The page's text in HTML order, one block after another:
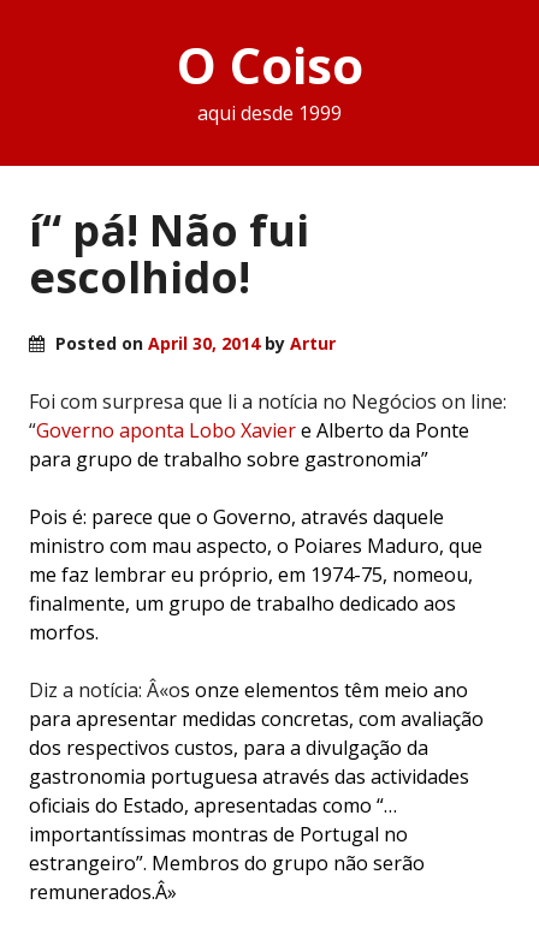
O Coiso
aqui desde 1999
í“ pá! Não fui
escolhido!
Posted on April 30, 2014by Artur
Foi com surpresa que li a notícia no Negócios on line:
“Governo aponta Lobo Xaviere Alberto da Ponte
para grupo de trabalho sobre gastronomia”
Pois é: parece que o Governo, através daquele
ministro com mau aspecto, o Poiares Maduro, que
me faz lembrar eu próprio, em 1974-75, nomeou,
finalmente, um grupo de trabalho dedicado aos
morfos.
Diz a notícia: Â«os onze elementos têm meio ano
para apresentar medidas concretas, com avaliação
dos respectivos custos, para a divulgação da
gastronomia portuguesa através das actividades
oficiais do Estado, apresentadas como “…
importantíssimas montras de Portugal no
estrangeiro”. Membros do grupo não serão
remunerados.Â»